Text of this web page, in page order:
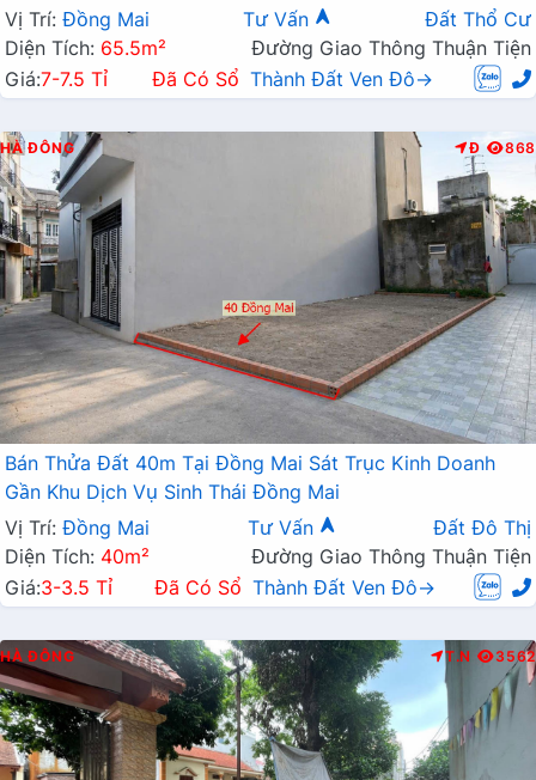
Vị Trí: Đồng Mai Tư Vấn
Đất Thổ Cư
Diện Tích: 65.5m²
Đường Giao Thông Thuận Tiện
Giá:7-7.5 Tỉ Đã Có Sổ Thành Đất Ven Đô→
HÀ ĐÔNG Đ 868
Bán Thửa Đất 40m Tại Đồng Mai Sát Trục Kinh Doanh
Gần Khu Dịch Vụ Sinh Thái Đồng Mai
Vị Trí: Đồng Mai Tư Vấn
Đất Đô Thị
Diện Tích: 40m²
Đường Giao Thông Thuận Tiện
Giá:3-3.5 Tỉ Đã Có Sổ Thành Đất Ven Đô→
HÀ ĐÔNG T.N 3562